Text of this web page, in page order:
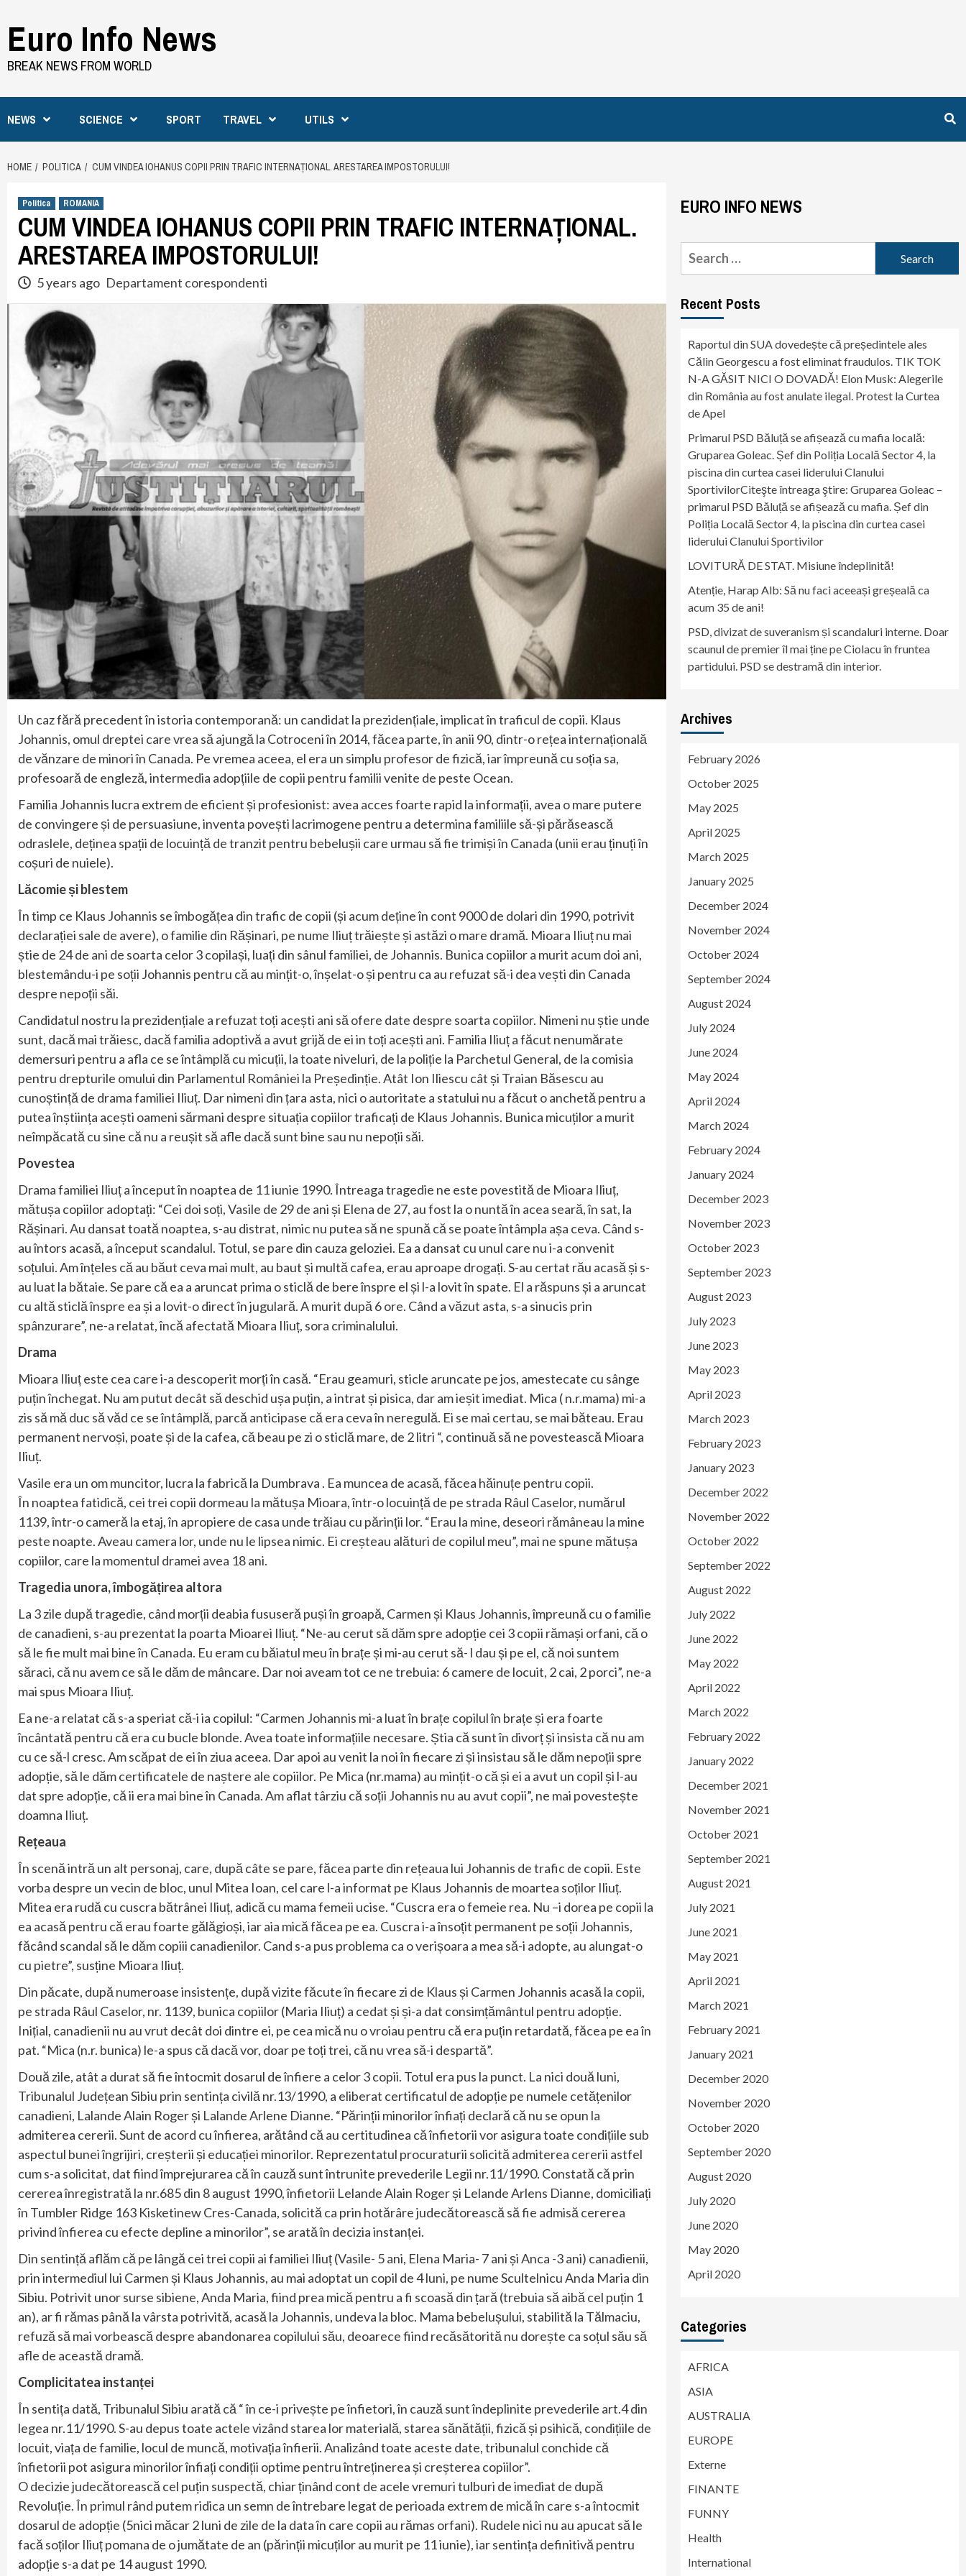
to
content
Euro Info News
BREAK NEWS FROM WORLD
NEWS SCIENCE SPORT TRAVEL UTILS
HOME POLITICA CUM VINDEA IOHANUS COPII PRIN TRAFIC INTERNAȚIONAL. ARESTAREA IMPOSTORULUI!
Politica ROMANIA
CUM VINDEA IOHANUS COPII PRIN TRAFIC INTERNAȚIONAL.
ARESTAREA IMPOSTORULUI!
5 years ago Departament corespondenti
Un caz fără precedent în istoria contemporană: un candidat la prezidențiale, implicat în traficul de copii. Klaus
Johannis, omul dreptei care vrea să ajungă la Cotroceni în 2014, făcea parte, în anii 90, dintr-o rețea internațională
de vănzare de minori în Canada. Pe vremea aceea, el era un simplu profesor de fizică, iar împreună cu soția sa,
profesoară de engleză, intermedia adopțiile de copii pentru familii venite de peste Ocean.
Familia Johannis lucra extrem de eficient și profesionist: avea acces foarte rapid la informații, avea o mare putere
de convingere și de persuasiune, inventa povești lacrimogene pentru a determina familiile să-și părăsească
odraslele, deținea spații de locuință de tranzit pentru bebelușii care urmau să fie trimiși în Canada (unii erau ținuți în
coșuri de nuiele).
Lăcomie și blestem
În timp ce Klaus Johannis se îmbogățea din trafic de copii (și acum deține în cont 9000 de dolari din 1990, potrivit
declarației sale de avere), o familie din Rășinari, pe nume Iliuț trăiește și astăzi o mare dramă. Mioara Iliuț nu mai
știe de 24 de ani de soarta celor 3 copilași, luați din sânul familiei, de Johannis. Bunica copiilor a murit acum doi ani,
blestemându-i pe soții Johannis pentru că au mințit-o, înșelat-o și pentru ca au refuzat să-i dea vești din Canada
despre nepoții săi.
Candidatul nostru la prezidențiale a refuzat toți acești ani să ofere date despre soarta copiilor. Nimeni nu știe unde
sunt, dacă mai trăiesc, dacă familia adoptivă a avut grijă de ei in toți acești ani. Familia Iliuț a făcut nenumărate
demersuri pentru a afla ce se întâmplă cu micuții, la toate niveluri, de la poliție la Parchetul General, de la comisia
pentru drepturile omului din Parlamentul României la Președinție. Atât Ion Iliescu cât și Traian Băsescu au
cunoștință de drama familiei Iliuț. Dar nimeni din țara asta, nici o autoritate a statului nu a făcut o anchetă pentru a
putea înștiința acești oameni sărmani despre situația copiilor traficați de Klaus Johannis. Bunica micuților a murit
neîmpăcată cu sine că nu a reușit să afle dacă sunt bine sau nu nepoții săi.
Povestea
Drama familiei Iliuț a început în noaptea de 11 iunie 1990. Întreaga tragedie ne este povestită de Mioara Iliuț,
mătușa copiilor adoptați: “Cei doi soți, Vasile de 29 de ani și Elena de 27, au fost la o nuntă în acea seară, în sat, la
Rășinari. Au dansat toată noaptea, s-au distrat, nimic nu putea să ne spună că se poate întâmpla așa ceva. Când s-
au întors acasă, a început scandalul. Totul, se pare din cauza geloziei. Ea a dansat cu unul care nu i-a convenit
soțului. Am înțeles că au băut ceva mai mult, au baut și multă cafea, erau aproape drogați. S-au certat rău acasă și s-
au luat la bătaie. Se pare că ea a aruncat prima o sticlă de bere înspre el și l-a lovit în spate. El a răspuns și a aruncat
cu altă sticlă înspre ea și a lovit-o direct în jugulară. A murit după 6 ore. Când a văzut asta, s-a sinucis prin
spânzurare”, ne-a relatat, încă afectată Mioara Iliuț, sora criminalului.
Drama
Mioara Iliuț este cea care i-a descoperit morți în casă. “Erau geamuri, sticle aruncate pe jos, amestecate cu sânge
puțin închegat. Nu am putut decât să deschid ușa puțin, a intrat și pisica, dar am ieșit imediat. Mica ( n.r.mama) mi-a
zis să mă duc să văd ce se întâmplă, parcă anticipase că era ceva în neregulă. Ei se mai certau, se mai băteau. Erau
permanent nervoși, poate și de la cafea, că beau pe zi o sticlă mare, de 2 litri “, continuă să ne povestească Mioara
Iliuț.
Vasile era un om muncitor, lucra la fabrică la Dumbrava . Ea muncea de acasă, făcea hăinuțe pentru copii.
În noaptea fatidică, cei trei copii dormeau la mătușa Mioara, într-o locuință de pe strada Râul Caselor, numărul
1139, într-o cameră la etaj, în apropiere de casa unde trăiau cu părinții lor. “Erau la mine, deseori rămâneau la mine
peste noapte. Aveau camera lor, unde nu le lipsea nimic. Ei creșteau alături de copilul meu”, mai ne spune mătușa
copiilor, care la momentul dramei avea 18 ani.
Tragedia unora, îmbogățirea altora
La 3 zile după tragedie, când morții deabia fususeră puși în groapă, Carmen și Klaus Johannis, împreună cu o familie
de canadieni, s-au prezentat la poarta Mioarei Iliuț. “Ne-au cerut să dăm spre adopție cei 3 copii rămași orfani, că o
să le fie mult mai bine în Canada. Eu eram cu băiatul meu în brațe și mi-au cerut să- l dau și pe el, că noi suntem
săraci, că nu avem ce să le dăm de mâncare. Dar noi aveam tot ce ne trebuia: 6 camere de locuit, 2 cai, 2 porci”, ne-a
mai spus Mioara Iliuț.
Ea ne-a relatat că s-a speriat că-i ia copilul: “Carmen Johannis mi-a luat în brațe copilul în brațe și era foarte
încântată pentru că era cu bucle blonde. Avea toate informațiile necesare. Știa că sunt în divorț și insista că nu am
cu ce să-l cresc. Am scăpat de ei în ziua aceea. Dar apoi au venit la noi în fiecare zi și insistau să le dăm nepoții spre
adopție, să le dăm certificatele de naștere ale copiilor. Pe Mica (nr.mama) au mințit-o că și ei a avut un copil și l-au
dat spre adopție, că ii era mai bine în Canada. Am aflat târziu că soții Johannis nu au avut copii”, ne mai povestește
doamna Iliuț.
Rețeaua
În scenă intră un alt personaj, care, după câte se pare, făcea parte din rețeaua lui Johannis de trafic de copii. Este
vorba despre un vecin de bloc, unul Mitea Ioan, cel care l-a informat pe Klaus Johannis de moartea soților Iliuț.
Mitea era rudă cu cuscra bătrânei Iliuț, adică cu mama femeii ucise. “Cuscra era o femeie rea. Nu –i dorea pe copii la
ea acasă pentru că erau foarte gălăgioși, iar aia mică făcea pe ea. Cuscra i-a însoțit permanent pe soții Johannis,
făcând scandal să le dăm copiii canadienilor. Cand s-a pus problema ca o verișoara a mea să-i adopte, au alungat-o
cu pietre”, susține Mioara Iliuț.
Din păcate, după numeroase insistențe, după vizite făcute în fiecare zi de Klaus și Carmen Johannis acasă la copii,
pe strada Râul Caselor, nr. 1139, bunica copiilor (Maria Iliuț) a cedat și și-a dat consimțământul pentru adopție.
Inițial, canadienii nu au vrut decât doi dintre ei, pe cea mică nu o vroiau pentru că era puțin retardată, făcea pe ea în
pat. “Mica (n.r. bunica) le-a spus că dacă vor, doar pe toți trei, că nu vrea să-i despartă”.
Două zile, atât a durat să fie întocmit dosarul de înfiere a celor 3 copii. Totul era pus la punct. La nici două luni,
Tribunalul Județean Sibiu prin sentința civilă nr.13/1990, a eliberat certificatul de adopție pe numele cetățenilor
canadieni, Lalande Alain Roger și Lalande Arlene Dianne. “Părinții minorilor înfiați declară că nu se opun la
admiterea cererii. Sunt de acord cu înfierea, arătând că au certitudinea că înfietorii vor asigura toate condițiile sub
aspectul bunei îngrijiri, creșterii și educației minorilor. Reprezentatul procuraturii solicită admiterea cererii astfel
cum s-a solicitat, dat fiind împrejurarea că în cauză sunt întrunite prevederile Legii nr.11/1990. Constată că prin
cererea înregistrată la nr.685 din 8 august 1990, înfietorii Lelande Alain Roger și Lelande Arlens Dianne, domiciliați
în Tumbler Ridge 163 Kisketinew Cres-Canada, solicită ca prin hotărâre judecătorească să fie admisă cererea
privind înfierea cu efecte depline a minorilor”, se arată în decizia instanței.
Din sentință aflăm că pe lângă cei trei copii ai familiei Iliuț (Vasile- 5 ani, Elena Maria- 7 ani și Anca -3 ani) canadienii,
prin intermediul lui Carmen și Klaus Johannis, au mai adoptat un copil de 4 luni, pe nume Scultelnicu Anda Maria din
Sibiu. Potrivit unor surse sibiene, Anda Maria, fiind prea mică pentru a fi scoasă din țară (trebuia să aibă cel puțin 1
an), ar fi rămas până la vârsta potrivită, acasă la Johannis, undeva la bloc. Mama bebelușului, stabilită la Tălmaciu,
refuză să mai vorbească despre abandonarea copilului său, deoarece fiind recăsătorită nu dorește ca soțul său să
afle de această dramă.
Complicitatea instanței
În sentița dată, Tribunalul Sibiu arată că “ în ce-i privește pe înfietori, în cauză sunt îndeplinite prevederile art.4 din
legea nr.11/1990. S-au depus toate actele vizând starea lor materială, starea sănătății, fizică și psihică, condițiile de
locuit, viața de familie, locul de muncă, motivația înfierii. Analizând toate aceste date, tribunalul conchide că
înfietorii pot asigura minorilor înfiați condiții optime pentru întreținerea și creșterea copiilor”.
O decizie judecătorească cel puțin suspectă, chiar ținând cont de acele vremuri tulburi de imediat de după
Revoluție. În primul rând putem ridica un semn de întrebare legat de perioada extrem de mică în care s-a întocmit
dosarul de adopție (5nici măcar 2 luni de zile de la data în care copii au rămas orfani). Rudele nici nu au apucat să le
facă soților Iliuț pomana de o jumătate de an (părinții micuților au murit pe 11 iunie), iar sentința definitivă pentru
adopție s-a dat pe 14 august 1990.
EURO INFO NEWS
Search
for:
Recent Posts
Raportul din SUA dovedește că președintele ales
Călin Georgescu a fost eliminat fraudulos. TIK TOK
N-A GĂSIT NICI O DOVADĂ! Elon Musk: Alegerile
din România au fost anulate ilegal. Protest la Curtea
de Apel
Primarul PSD Băluță se afișează cu mafia locală:
Gruparea Goleac. Șef din Poliția Locală Sector 4, la
piscina din curtea casei liderului Clanului
SportivilorCiteşte întreaga ştire: Gruparea Goleac –
primarul PSD Băluță se afișează cu mafia. Șef din
Poliția Locală Sector 4, la piscina din curtea casei
liderului Clanului Sportivilor
LOVITURĂ DE STAT. Misiune îndeplinită!
Atenție, Harap Alb: Să nu faci aceeași greșeală ca
acum 35 de ani!
PSD, divizat de suveranism și scandaluri interne. Doar
scaunul de premier îl mai ține pe Ciolacu în fruntea
partidului. PSD se destramă din interior.
Archives
February 2026
October 2025
May 2025
April 2025
March 2025
January 2025
December 2024
November 2024
October 2024
September 2024
August 2024
July 2024
June 2024
May 2024
April 2024
March 2024
February 2024
January 2024
December 2023
November 2023
October 2023
September 2023
August 2023
July 2023
June 2023
May 2023
April 2023
March 2023
February 2023
January 2023
December 2022
November 2022
October 2022
September 2022
August 2022
July 2022
June 2022
May 2022
April 2022
March 2022
February 2022
January 2022
December 2021
November 2021
October 2021
September 2021
August 2021
July 2021
June 2021
May 2021
April 2021
March 2021
February 2021
January 2021
December 2020
November 2020
October 2020
September 2020
August 2020
July 2020
June 2020
May 2020
April 2020
Categories
AFRICA
ASIA
AUSTRALIA
EUROPE
Externe
FINANTE
FUNNY
Health
International